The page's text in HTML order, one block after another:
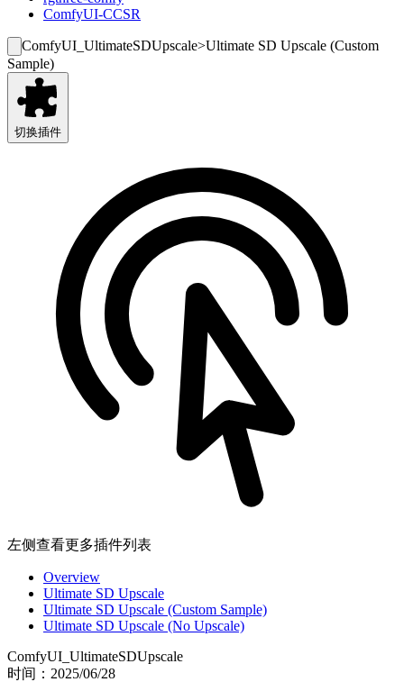
ComfyUI-CCSR
ComfyUI_UltimateSDUpscale>Ultimate SD Upscale (Custom
Sample)
切换插件
左侧查看更多插件列表
Overview
Ultimate SD Upscale
Ultimate SD Upscale (Custom Sample)
Ultimate SD Upscale (No Upscale)
ComfyUI_UltimateSDUpscale
时间： 2025/06/28